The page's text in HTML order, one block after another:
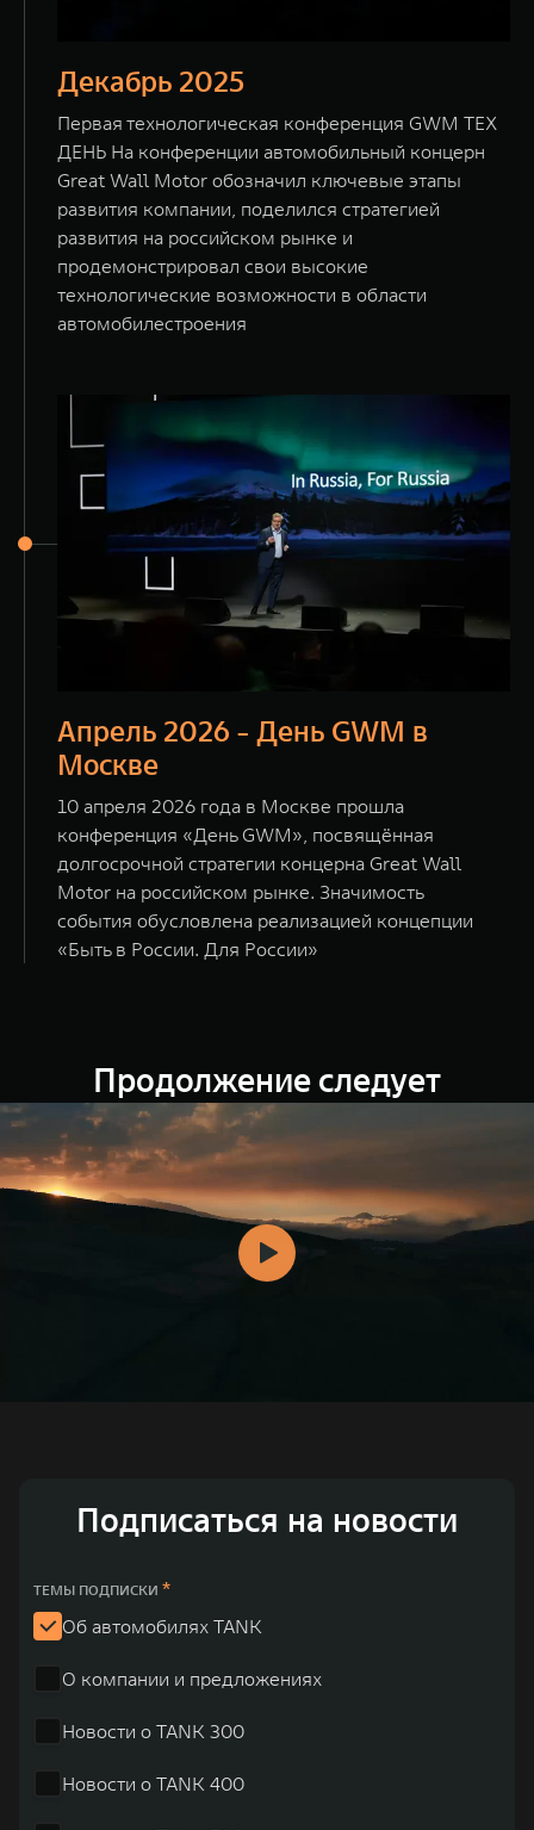
Декабрь 2025
Первая технологическая конференция GWM ТЕХ
ДЕНЬ На конференции автомобильный концерн
Great Wall Motor обозначил ключевые этапы
развития компании, поделился стратегией
развития на российском рынке и
продемонстрировал свои высокие
технологические возможности в области
автомобилестроения
Апрель 2026 - День GWM в
Москве
10 апреля 2026 года в Москве прошла
конференция «День GWM», посвящённая
долгосрочной стратегии концерна Great Wall
Motor на российском рынке. Значимость
события обусловлена реализацией концепции
«Быть в России. Для России»
Продолжение следует
Подписаться на новости
ТЕМЫ ПОДПИСКИ *
Об автомобилях TANK
О компании и предложениях
Новости о TANK 300
Новости о TANK 400